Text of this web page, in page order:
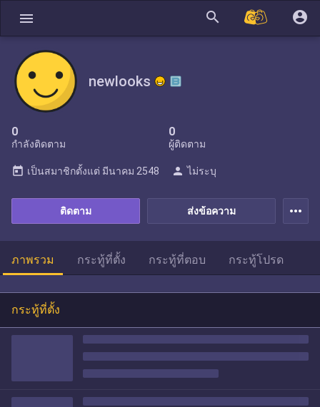
menu search account_circle
newlooks
0
กำลังติดตาม
0
ผู้ติดตาม
ส่งข้อความ
ติดตาม
today เป็นสมาชิกตั้งแต่ มีนาคม 2548 person ไม่ระบุ
more_horiz
ภาพรวม กระทู้ที่ตั้ง กระทู้ที่ตอบ กระทู้โปรด
กระทู้ที่ตั้ง